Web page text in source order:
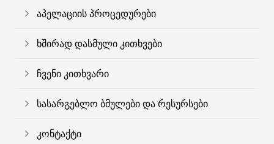
აპელაციის პროცედურები
ხშირად დასმული კითხვები
ჩვენი კითხვარი
სასარგებლო ბმულები და რესურსები
კონტაქტი